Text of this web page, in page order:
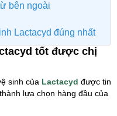
bên ngoài
Lactacyd đúng nhất
tốt được chị
sinh của Lactacyd được tin
lựa chọn hàng đầu của